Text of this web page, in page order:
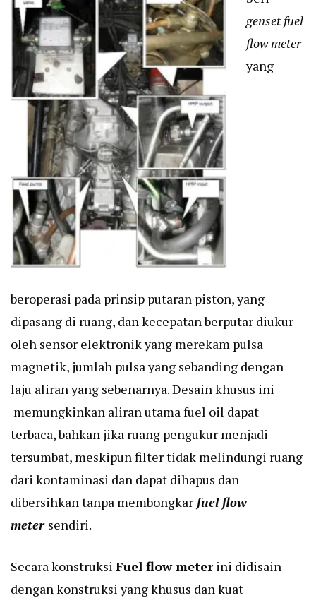
genset fuel
flow meter
yang
beroperasi pada prinsip putaran piston, yang
dipasang di ruang, dan kecepatan berputar diukur
oleh sensor elektronik yang merekam pulsa
magnetik, jumlah pulsa yang sebanding dengan
laju aliran yang sebenarnya. Desain khusus ini
memungkinkan aliran utama fuel oil dapat
terbaca, bahkan jika ruang pengukur menjadi
tersumbat, meskipun filter tidak melindungi ruang
dari kontaminasi dan dapat dihapus dan
dibersihkan tanpa membongkar fuel flow
meter sendiri.
Secara konstruksi Fuel flow meterini didisain
dengan konstruksi yang khusus dan kuat